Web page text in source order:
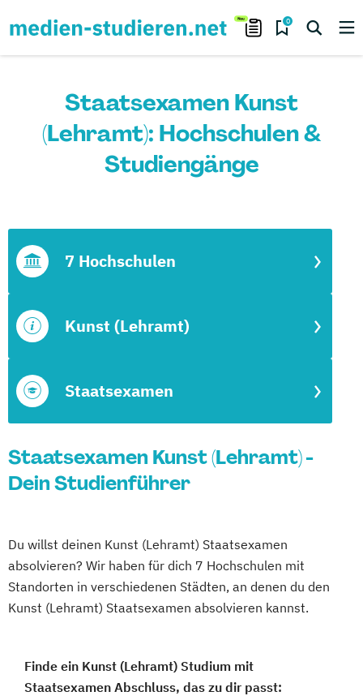
0
Staatsexamen Kunst
(Lehramt): Hochschulen &
Studiengänge
Staatsexamen
Kunst (Lehramt)
7 Hochschulen
Staatsexamen Kunst (Lehramt) -
Dein Studienführer
Du willst deinen Kunst (Lehramt) Staatsexamen
absolvieren? Wir haben für dich 7 Hochschulen mit
Standorten in verschiedenen Städten, an denen du den
Kunst (Lehramt) Staatsexamen absolvieren kannst.
Finde ein Kunst (Lehramt) Studium mit
Staatsexamen Abschluss, das zu dir passt: